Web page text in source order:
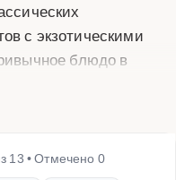
с экзотическими
блюдо в
но добавляет
13 • Отмечено 0